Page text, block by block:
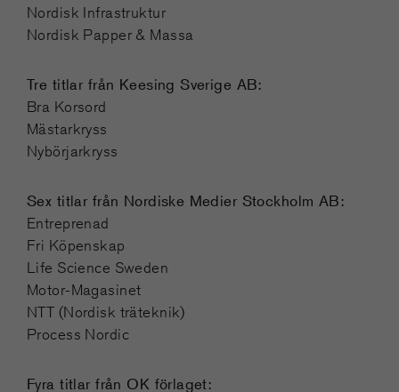
Nordisk Infrastruktur
Nordisk Papper & Massa
Tre titlar från Keesing Sverige AB:
Bra Korsord
Mästarkryss
Nybörjarkryss
Sex titlar från Nordiske Medier Stockholm AB:
Entreprenad
Fri Köpenskap
Life Science Sweden
Motor-Magasinet
NTT (Nordisk träteknik)
Process Nordic
Fyra titlar från OK förlaget: